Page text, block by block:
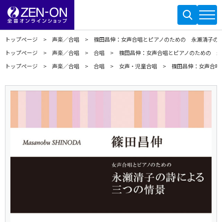
トップページ 声楽／合唱
篠田昌伸：女声合唱とピアノのための 永瀬清子の
トップページ
声楽／合唱 合唱
篠田昌伸：女声合唱とピアノのための
トップページ
声楽／合唱 合唱 女声・児童合唱 篠田昌伸：女声合